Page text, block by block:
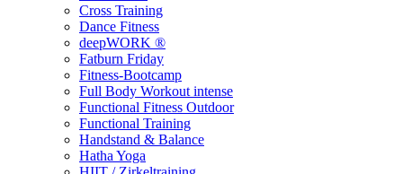
Cross Training
Dance Fitness
deepWORK ®
Fatburn Friday
Fitness-Bootcamp
Full Body Workout intense
Functional Fitness Outdoor
Functional Training
Handstand & Balance
Hatha Yoga